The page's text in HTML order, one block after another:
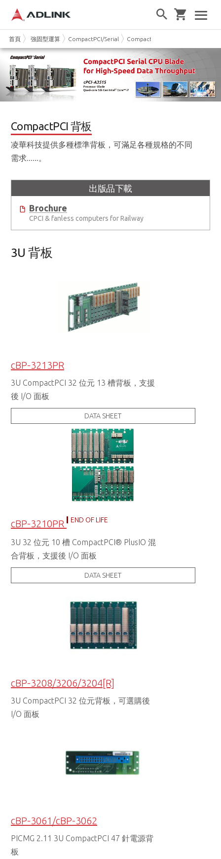
首頁 強固型運算 CompactPCI/Serial CompactPCI 背板
CompactPCI 背板
凌華科技提供多種標準背板，可滿足各種規格的不同
需求......。
出版品下載
Brochure
CPCI & fanless computers for Railway
3U 背板
cBP-3213PR
3U CompactPCI 32 位元 13 槽背板，支援
後 I/O 面板
DATA SHEET
cBP-3210PR END OF LIFE
3U 32 位元 10 槽 CompactPCI® PlusIO 混
合背板，支援後 I/O 面板
DATA SHEET
cBP-3208/3206/3204[R]
3U CompactPCI 32 位元背板，可選購後
I/O 面板
cBP-3061/cBP-3062
PICMG 2.11 3U CompactPCI 47 針電源背
板